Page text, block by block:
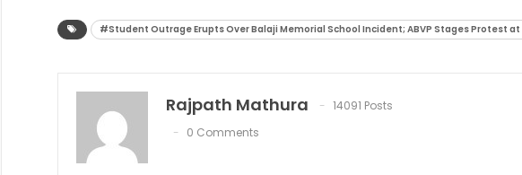
#Student Outrage Erupts Over Balaji Memorial School Incident; ABVP Stages Protest
Rajpath Mathura
14091 Posts
0 Comments